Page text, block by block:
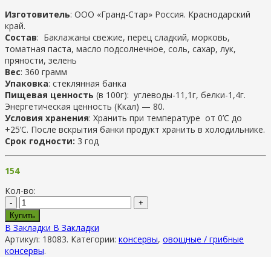
Изготовитель: ООО «Гранд-Стар» Россия. Краснодарский
край.
Состав: Баклажаны свежие, перец сладкий, морковь,
томатная паста, масло подсолнечное, соль, сахар, лук,
пряности, зелень
Вес: 360 грамм
Упаковка: стеклянная банка
Пищевая ценность (в 100г): углеводы-11,1г, белки-1,4г.
Энергетическая ценность (Ккал) — 80.
Условия хранения: Хранить при температуре от 0’C до
+25’C. После вскрытия банки продукт хранить в холодильнике.
Срок годности: 3 год
154
Кол-во:
-
+
Купить
В Закладки В Закладки
Артикул: 18083. Категории: консервы, овощные / грибные
консервы.